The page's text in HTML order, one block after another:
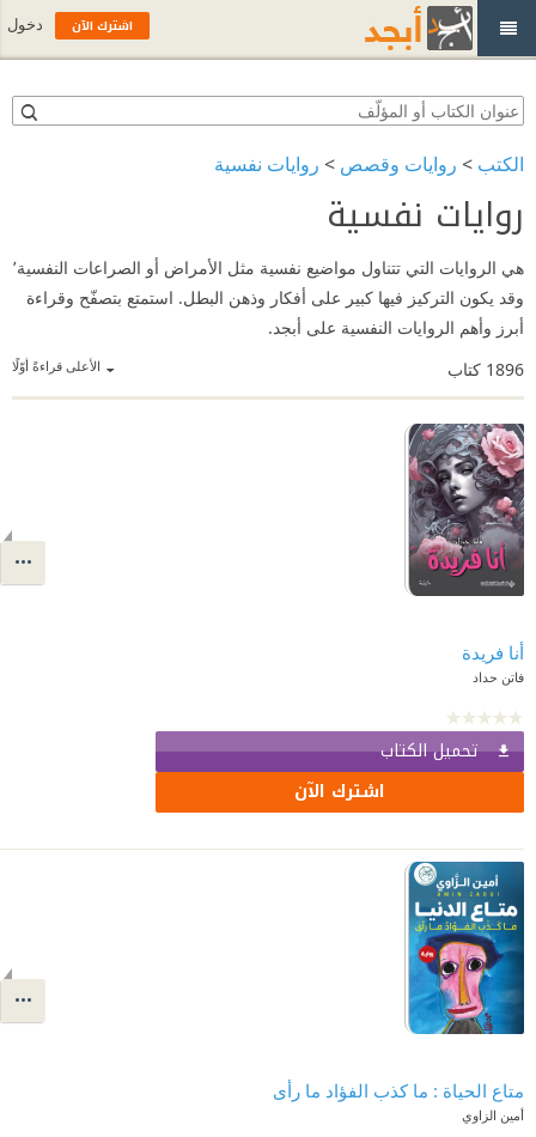
الكتب > روايات وقصص > روايات نفسية
روايات نفسية
هي الروايات التي تتناول مواضيع نفسية مثل الأمراض أو الصراعات النفسية٬
وقد يكون التركيز فيها كبير على أفكار وذهن البطل. استمتع بتصفّح وقراءة
أبرز وأهم الروايات النفسية على أبجد.
الأعلى قراءةً أوّلًا 1896 كتاب
أنا فريدة
فاتن حداد
تحميل الكتاب
اشترك الآن
متاع الحياة : ما كذب الفؤاد ما رأى
أمين الزاوي
اشترك الآن دخول